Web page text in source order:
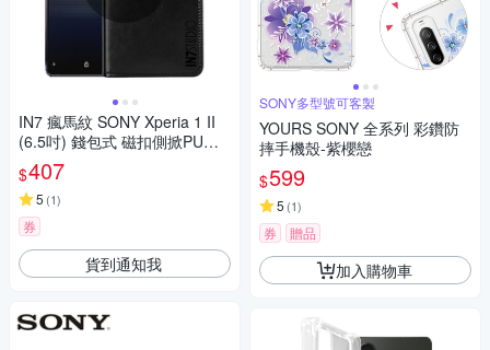
IN7 瘋馬紋 SONY Xperia 1 II
(6.5吋) 錢包式 磁扣側掀PU皮
套 手機皮套保護殼
$407
5 (1)
券
貨到通知我
SONY多型號可客製
YOURS SONY 全系列 彩鑽防
摔手機殼-紫櫻戀
$599
5 (1)
券 贈品
加入購物車